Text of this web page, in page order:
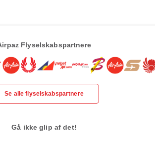
Flyselskabspartnere
Se alle flyselskabspartnere
Gå ikke glip af det!